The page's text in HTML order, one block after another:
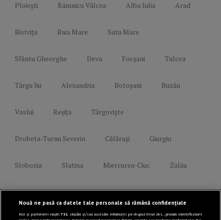
Ploiești Râmnicu Vâlcea Alba Iulia Arad
Bistrița Baia Mare Satu Mare
Sfântu Gheorghe Deva Focșani Tulcea
Târgu Jiu Alexandria Botoșani Buzău
Vaslui Reșița Târgoviște
Drobeta-Turnu Severin Călărași Giurgiu
Slobozia Slatina Miercurea-Ciuc Zalău
Link-uri utile
Nouă ne pasă ca datele tale personale să rămână confidențiale
Noi și partenerii noștri731 stocăm și/sau accesăm informații pe dispozitivul dvs., precum identificatorii